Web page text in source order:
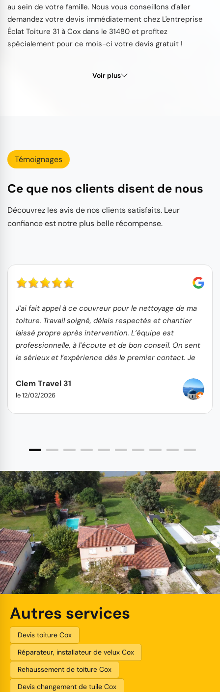
au sein de votre famille. Nous vous conseillons d'aller
demandez votre devis immédiatement chez L'entreprise
Éclat Toiture 31 à Cox dans le 31480 et profitez
spécialement pour ce mois-ci votre devis gratuit !
Voir plus
Témoignages
Ce que nos clients disent de nous
Découvrez les avis de nos clients satisfaits. Leur
confiance est notre plus belle récompense.
J’ai fait appel à ce couvreur pour le nettoyage de ma
toiture. Travail soigné, délais respectés et chantier
laissé propre après intervention. L’équipe est
professionnelle, à l’écoute et de bon conseil. On sent
le sérieux et l’expérience dès le premier contact. Je
Clem Travel 31
le 12/02/2026
Autres services
Devis toiture Cox
Réparateur, installateur de velux Cox
Rehaussement de toiture Cox
Devis changement de tuile Cox